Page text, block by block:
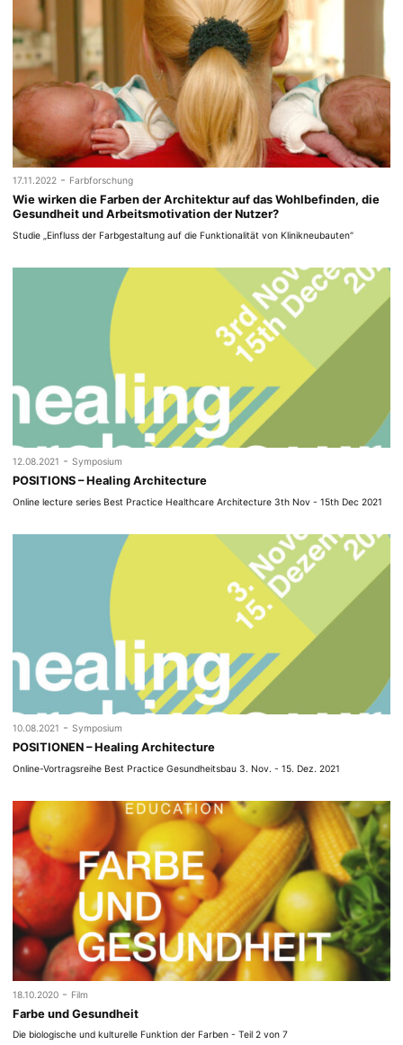
17.11.2022 - Farbforschung
Wie wirken die Farben der Architektur auf das Wohlbefinden, die
Gesundheit und Arbeitsmotivation der Nutzer?
Studie „Einfluss der Farbgestaltung auf die Funktionalität von Klinikneubauten“
12.08.2021 - Symposium
POSITIONS – Healing Architecture
Online lecture series Best Practice Healthcare Architecture 3th Nov - 15th Dec 2021
10.08.2021 - Symposium
POSITIONEN – Healing Architecture
Online-Vortragsreihe Best Practice Gesundheitsbau 3. Nov. - 15. Dez. 2021
18.10.2020 - Film
Farbe und Gesundheit
Die biologische und kulturelle Funktion der Farben - Teil 2 von 7